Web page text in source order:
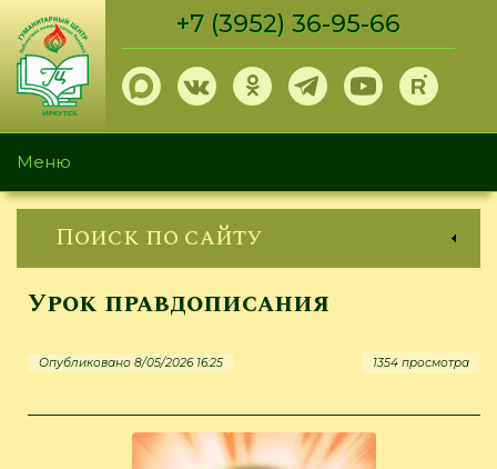
Перейти
основному
содержанию
+7 (3952) 36-95-66
Меню
Поиск по сайту
Урок правдописания
Опубликовано 8/05/2026 16:25 1354 просмотра